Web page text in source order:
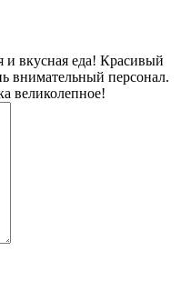
вкусная еда! Красивый
внимaтельный персонал.
великолепное!